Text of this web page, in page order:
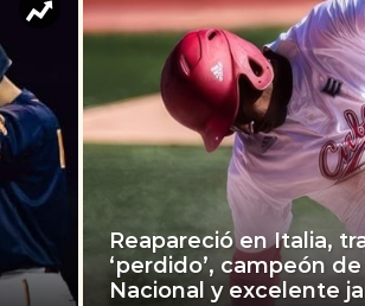
Reapareció en Italia,
‘perdido’, campeón
Nacional y excelente